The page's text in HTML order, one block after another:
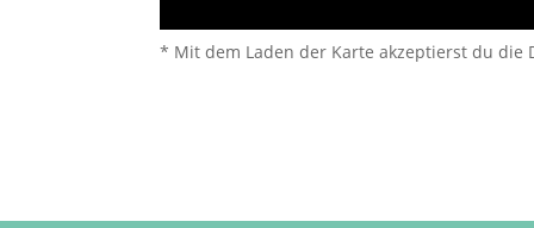
* Mit dem Laden der Karte akzeptierst du die